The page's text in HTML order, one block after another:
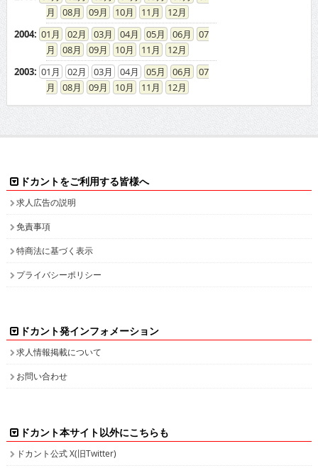
08
09 10 11
12
2004: 01 02 03 04 05 06
07
08
09 10 11
12
2003: 01 02 03 04 05 06
07
08
09 10 11 12
ドカントをご利用する皆様へ
求人広告の説明
免責事項
特商法に基づく表示
プライバシーポリシー
ドカント発インフォメーション
求人情報掲載について
お問い合わせ
ドカント本サイト以外にこちらも
ドカント公式 X(旧Twitter)